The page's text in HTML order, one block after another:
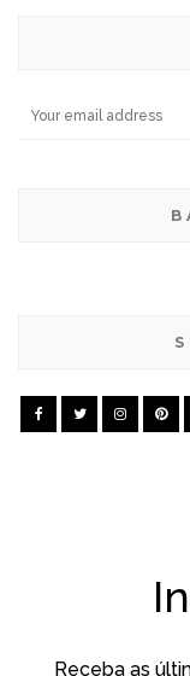
Receba as